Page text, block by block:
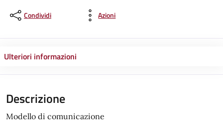
Condividi Azioni
Ulteriori informazioni
Descrizione
Modello di comunicazione